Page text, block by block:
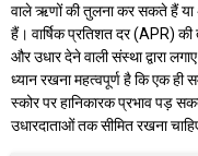
वाले ऋणों की तुलना कर सकते हैं
हैं। वार्षिक प्रतिशत दर (APR)
और उधार देने वाली संस्था द्वारा
ध्यान रखना महत्वपूर्ण है कि एक
स्कोर पर हानिकारक प्रभाव पड़
उधारदाताओं तक सीमित रखना